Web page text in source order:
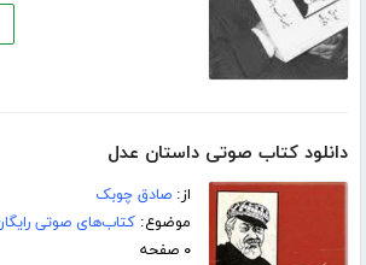
دانلود کتاب صوتی داستان عدل
از:صادق چوبک
موضوع:کتاب‌های صوتی
۰ صفحه